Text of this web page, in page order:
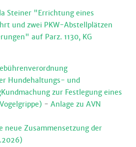
Steiner "Errichtung eines
und zwei PKW-Abstellplätzen
auf Parz. 1130, KG
Hundehaltungs- und
Kundmachung zur Festlegung eines
- Anlage zu AVN
neue Zusammensetzung der